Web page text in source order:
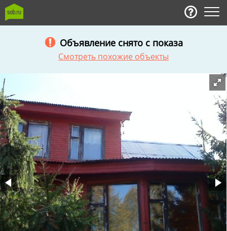
Объявление снято с показа
Смотреть похожие объекты